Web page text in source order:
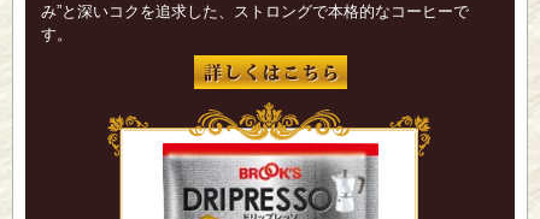
み”と深いコクを追求した、ストロングで本格的なコーヒーで
す。